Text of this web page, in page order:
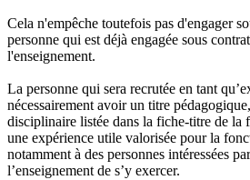
Cela n'empêche toutefois pas d'engager
personne qui est déjà engagée sous
l'enseignement.
La personne qui sera recrutée en tant
nécessairement avoir un titre
disciplinaire listée dans la fiche-titre de la
une expérience utile valorisée pour la
notamment à des personnes intéressées
l’enseignement de s’y exercer.